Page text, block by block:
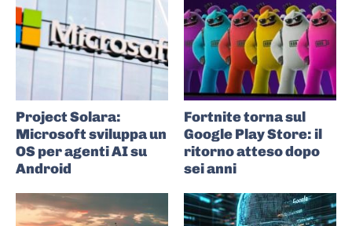
Project Solara:
Microsoft sviluppa un
OS per agenti AI su
Android
Fortnite torna sul
Google Play Store: il
ritorno atteso dopo
sei anni